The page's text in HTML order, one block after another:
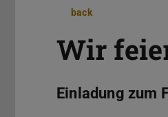
back
Wir
Einladung zum